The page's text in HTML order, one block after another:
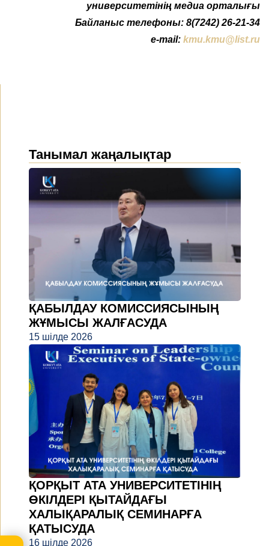
университетінің медиа орталығы
Байланыс телефоны: 8(7242) 26-21-34
e-mail: kmu.kmu@list.ru
Танымал жаңалықтар
ҚАБЫЛДАУ КОМИССИЯСЫНЫҢ
ЖҰМЫСЫ ЖАЛҒАСУДА
15 шілде 2026
ҚОРҚЫТ АТА УНИВЕРСИТЕТІНІҢ
ӨКІЛДЕРІ ҚЫТАЙДАҒЫ
ХАЛЫҚАРАЛЫҚ СЕМИНАРҒА
ҚАТЫСУДА
16 шілде 2026